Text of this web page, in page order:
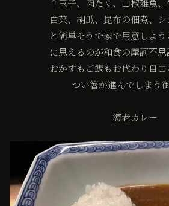
↑玉子、肉たく、山椒雑魚、
白菜、胡瓜、昆布の佃煮、
と簡単そうで家で用意しよ
に思えるのが和食の摩訶不思
おかずもご飯もお代わり自
つい箸が進んでしまう御
海老カレー